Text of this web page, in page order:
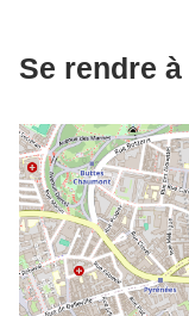
Se rendre